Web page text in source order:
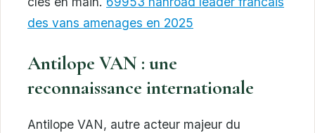
des vans amenages en 2025
Antilope VAN : une
reconnaissance internationale
Antilope VAN, autre acteur majeur du